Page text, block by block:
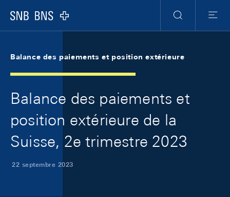
Logo
RechercheMenu
Balance des paiements et position extérieure
Balance des paiements et
position extérieure de la
Suisse, 2e trimestre 2023
22 septembre 2023